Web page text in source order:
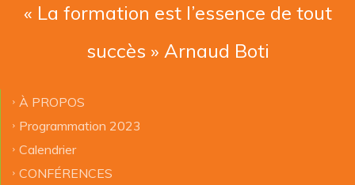
« La formation est l’essence de tout
succès » Arnaud Boti
À PROPOS
Programmation 2023
Calendrier
CONFÉRENCES